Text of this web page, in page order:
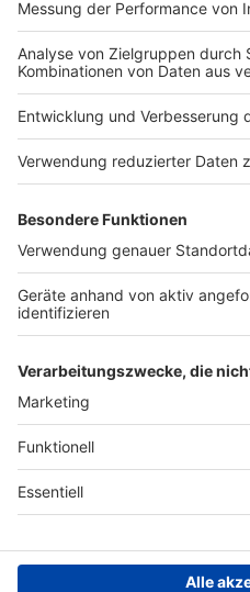
Nutzungsbedingungen
Jobs
Presse
Werben
Archiv
ANTENNE BAYERN GROUP
Stiftung ANTENNE BAYERN
hilft
Teilnahmebedingungen
Grounding Page ANTENNE
BAYERN
Datenschutz­erklärung
einstellungen